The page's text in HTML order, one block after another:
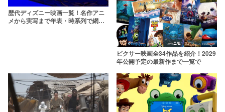
歴代ディズニー映画一覧！名作アニ
メから実写まで年表・時系列で網羅
ピクサー映画全34作品を紹介！2029
年公開予定の最新作まで一覧で